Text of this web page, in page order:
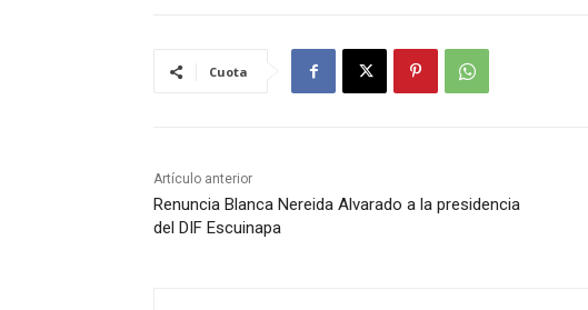
Cuota
Artículo anterior
Renuncia Blanca Nereida Alvarado a la presidencia
del DIF Escuinapa